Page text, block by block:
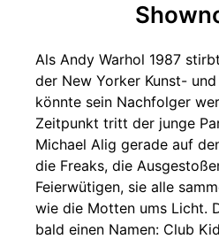
Als Andy Warhol 1987
der New Yorker Kunst-
könnte sein Nachfolger
Zeitpunkt tritt der junge
Michael Alig gerade auf
die Freaks, die
Feierwütigen, sie alle
wie die Motten ums Licht.
bald einen Namen: Club